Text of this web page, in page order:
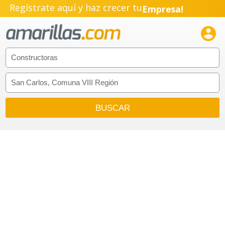
Regístrate aquí y haz crecer tuEmpresa!
Pyme!
Emprendimiento!
